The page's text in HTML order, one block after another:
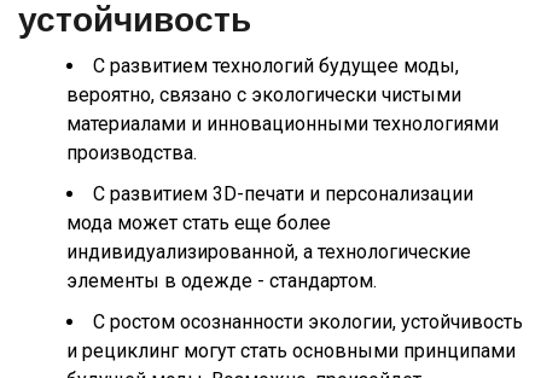
устойчивость
С развитием технологий будущее моды,
вероятно, связано с экологически чистыми
материалами и инновационными технологиями
производства.
С развитием 3D-печати и персонализации
мода может стать еще более
индивидуализированной, а технологические
элементы в одежде - стандартом.
С ростом осознанности экологии, устойчивость
и рециклинг могут стать основными принципами